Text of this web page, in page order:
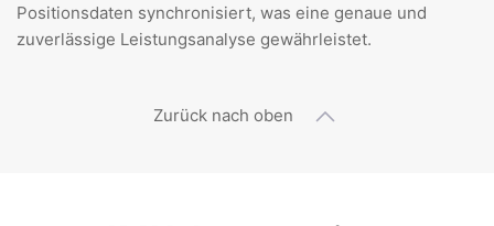
Positionsdaten synchronisiert, was eine genaue und
zuverlässige Leistungsanalyse gewährleistet.
Zurück nach oben